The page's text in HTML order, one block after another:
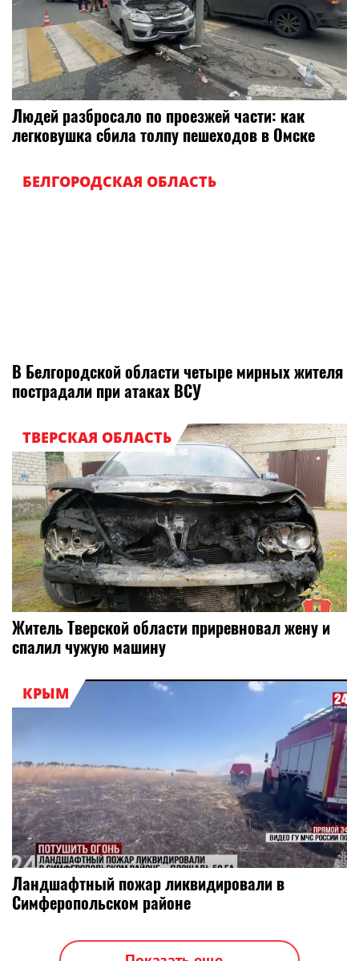
Людей разбросало по проезжей части: как
легковушка сбила толпу пешеходов в Омске
БЕЛГОРОДСКАЯ ОБЛАСТЬ
В Белгородской области четыре мирных жителя
пострадали при атаках ВСУ
ТВЕРСКАЯ ОБЛАСТЬ
Житель Тверской области приревновал жену и
спалил чужую машину
КРЫМ
Ландшафтный пожар ликвидировали в
Симферопольском районе